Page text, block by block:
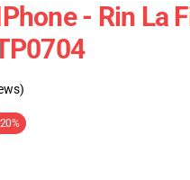
- Rin La